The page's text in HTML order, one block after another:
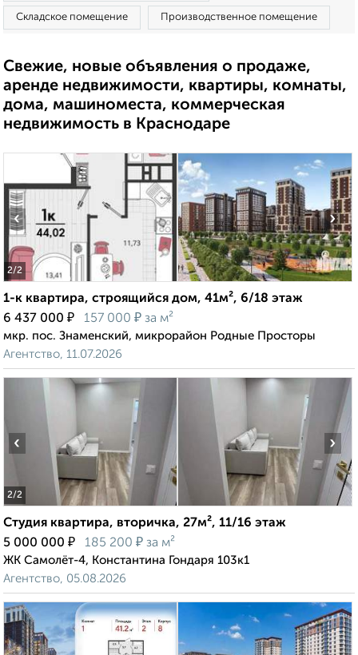
Складское помещение Производственное помещение
Свежие, новые объявления о продаже,
аренде недвижимости, квартиры, комнаты,
дома, машиноместа, коммерческая
недвижимость в Краснодаре
2/2
‹ ›
1-к квартира, строящийся дом, 41м², 6/18 этаж
6 437 000 ₽ 157 000 ₽ за м²
мкр. пос. Знаменский, микрорайон Родные Просторы
Агентство, 11.07.2026
2/2
‹ ›
Студия квартира, вторичка, 27м², 11/16 этаж
5 000 000 ₽ 185 200 ₽ за м²
ЖК Самолёт-4, Константина Гондаря 103к1
Агентство, 05.08.2026